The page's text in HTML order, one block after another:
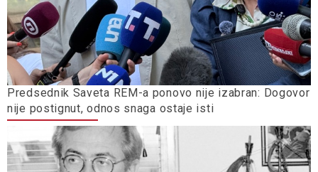
Predsednik Saveta REM-a ponovo nije izabran: Dogovor
nije postignut, odnos snaga ostaje isti